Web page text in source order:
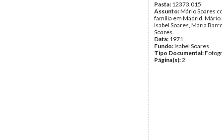
Pasta: 12373.015
Assunto:Mário Soares
família em Madrid. Mário
Isabel Soares, Maria
Soares.
Data: 1971
Fundo:Isabel Soares
Tipo Documental:
Página(s):2